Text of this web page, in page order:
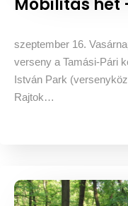
szeptember 16.
verseny a Tamási-Pári
István Park
Rajtok…